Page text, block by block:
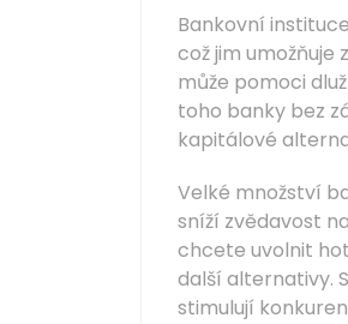
Bankovní
což jim umožňuje
může pomoci
toho banky bez
kapitálové
Velké množství
sníží zvědavost
chcete uvolnit
další alternativy.
stimulují